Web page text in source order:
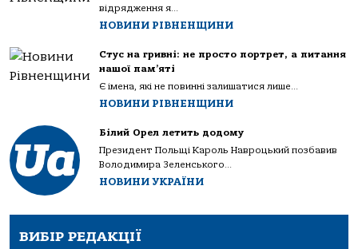
відрядження я...
НОВИНИ РІВНЕНЩИНИ
Стус на гривні: не просто портрет, а питання
нашої пам’яті
Є імена, які не повинні залишатися лише...
НОВИНИ РІВНЕНЩИНИ
Білий Орел летить додому
Президент Польщі Кароль Навроцький позбавив
Володимира Зеленського...
НОВИНИ УКРАЇНИ
ВИБІР РЕДАКЦІЇ